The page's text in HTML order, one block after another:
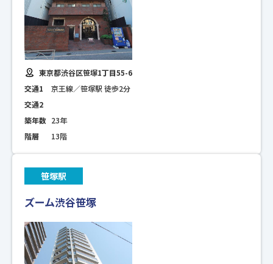
東京都渋谷区笹塚1丁目55-6
交通1
京王線／笹塚駅 徒歩2分
交通2
築年数 23年
階層
13階
笹塚駅
ズーム渋谷笹塚